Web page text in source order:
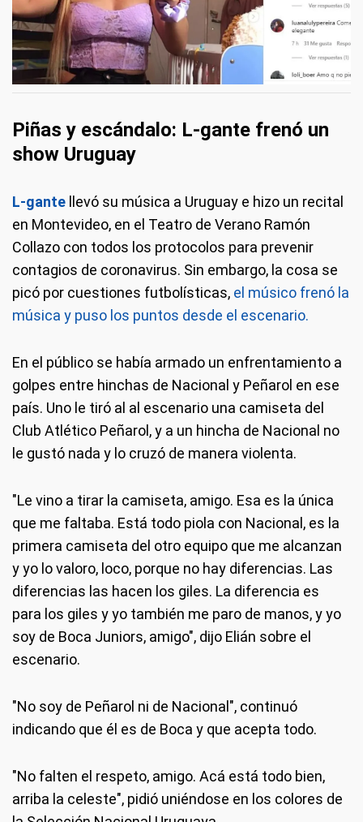
Piñas y escándalo: L-gante frenó un
show Uruguay
L-gante llevó su música a Uruguay e hizo un recital
en Montevideo, en el Teatro de Verano Ramón
Collazo con todos los protocolos para prevenir
contagios de coronavirus. Sin embargo, la cosa se
picó por cuestiones futbolísticas, el músico frenó la
música y puso los puntos desde el escenario.
En el público se había armado un enfrentamiento a
golpes entre hinchas de Nacional y Peñarol en ese
país. Uno le tiró al al escenario una camiseta del
Club Atlético Peñarol, y a un hincha de Nacional no
le gustó nada y lo cruzó de manera violenta.
"Le vino a tirar la camiseta, amigo. Esa es la única
que me faltaba. Está todo piola con Nacional, es la
primera camiseta del otro equipo que me alcanzan
y yo lo valoro, loco, porque no hay diferencias. Las
diferencias las hacen los giles. La diferencia es
para los giles y yo también me paro de manos, y yo
soy de Boca Juniors, amigo", dijo Elián sobre el
escenario.
"No soy de Peñarol ni de Nacional", continuó
indicando que él es de Boca y que acepta todo.
"No falten el respeto, amigo. Acá está todo bien,
arriba la celeste", pidió uniéndose en los colores de